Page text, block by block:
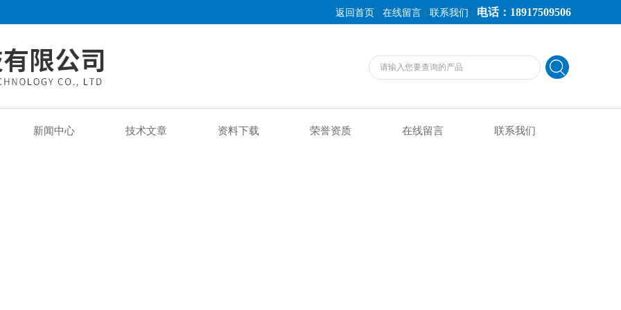
返回首页 | 在线留言 | 联系我们 | 电话：18917509506
新闻中心 技术文章 资料下载 荣誉资质 在线留言 联系我们